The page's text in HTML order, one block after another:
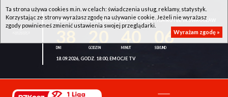
WKK ACTIVE HOTEL WROCŁAW - KSK QEMETICA NOTEĆ INOWROCŁAW
05
18.09.2026, GODZ. 18:00, EMOCJE TV
Ta strona używa cookies m.in. w celach: świadczenia usług, reklamy, statystyk.
Korzystając ze strony wyrażasz zgodę na używanie cookie. Jeżeli nie wyrażasz
zgody powinieneś zmienić ustawienia swojej przeglądarki.
Wyrażam zgodę »